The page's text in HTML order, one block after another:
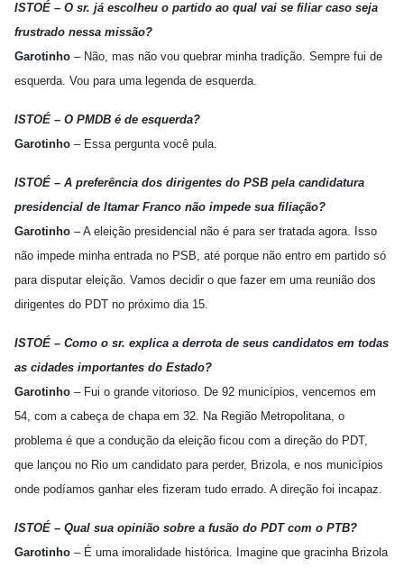
ISTOÉ – O sr. já escolheu o partido ao qual vai se filiar caso seja
frustrado nessa missão?
Garotinho – Não, mas não vou quebrar minha tradição. Sempre fui de
esquerda. Vou para uma legenda de esquerda.
ISTOÉ – O PMDB é de esquerda?
Garotinho – Essa pergunta você pula.
ISTOÉ – A preferência dos dirigentes do PSB pela candidatura
presidencial de Itamar Franco não impede sua filiação?
Garotinho – A eleição presidencial não é para ser tratada agora. Isso
não impede minha entrada no PSB, até porque não entro em partido só
para disputar eleição. Vamos decidir o que fazer em uma reunião dos
dirigentes do PDT no próximo dia 15.
ISTOÉ – Como o sr. explica a derrota de seus candidatos em todas
as cidades importantes do Estado?
Garotinho – Fui o grande vitorioso. De 92 municípios, vencemos em
54, com a cabeça de chapa em 32. Na Região Metropolitana, o
problema é que a condução da eleição ficou com a direção do PDT,
que lançou no Rio um candidato para perder, Brizola, e nos municípios
onde podíamos ganhar eles fizeram tudo errado. A direção foi incapaz.
ISTOÉ – Qual sua opinião sobre a fusão do PDT com o PTB?
Garotinho – É uma imoralidade histórica. Imagine que gracinha Brizola